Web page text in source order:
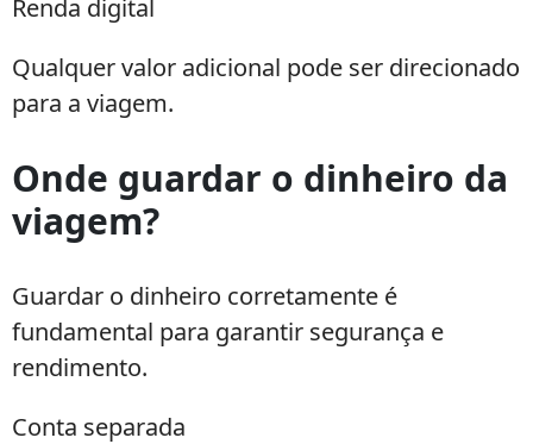
Renda digital
Qualquer valor adicional pode ser direcionado
para a viagem.
Onde guardar o dinheiro da
viagem?
Guardar o dinheiro corretamente é
fundamental para garantir segurança e
rendimento.
Conta separada